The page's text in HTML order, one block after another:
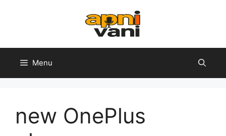
Menu
new OnePlus